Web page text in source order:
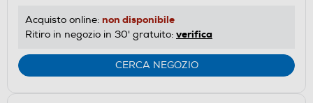
Acquisto online: non disponibile
Ritiro in negozio in 30' gratuito: verifica
CERCA NEGOZIO